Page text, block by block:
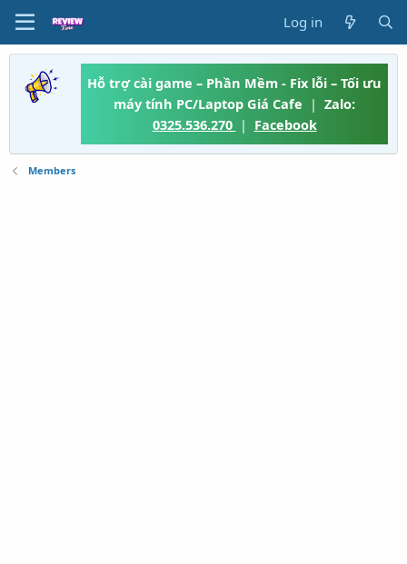
Log in
Hỗ trợ cài game – Phần Mềm - Fix lỗi – Tối ưu
máy tính PC/Laptop Giá Cafe | Zalo:
0325.536.270 | Facebook
Members